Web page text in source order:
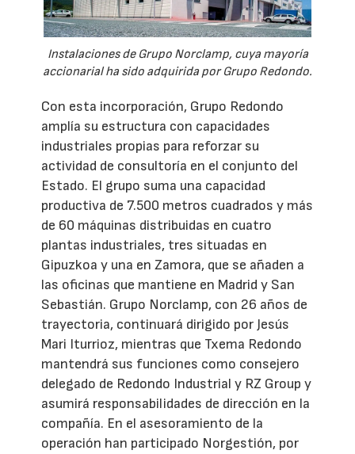
Instalaciones de Grupo Norclamp, cuya mayoría
accionarial ha sido adquirida por Grupo Redondo.
Con esta incorporación, Grupo Redondo
amplía su estructura con capacidades
industriales propias para reforzar su
actividad de consultoría en el conjunto del
Estado. El grupo suma una capacidad
productiva de 7.500 metros cuadrados y más
de 60 máquinas distribuidas en cuatro
plantas industriales, tres situadas en
Gipuzkoa y una en Zamora, que se añaden a
las oficinas que mantiene en Madrid y San
Sebastián. Grupo Norclamp, con 26 años de
trayectoria, continuará dirigido por Jesús
Mari Iturrioz, mientras que Txema Redondo
mantendrá sus funciones como consejero
delegado de Redondo Industrial y RZ Group y
asumirá responsabilidades de dirección en la
compañía. En el asesoramiento de la
operación han participado Norgestión, por